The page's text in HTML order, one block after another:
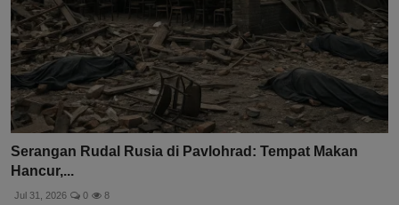
Serangan Rudal Rusia di Pavlohrad: Tempat Makan
Hancur,...
Jul 31, 2026 0 8